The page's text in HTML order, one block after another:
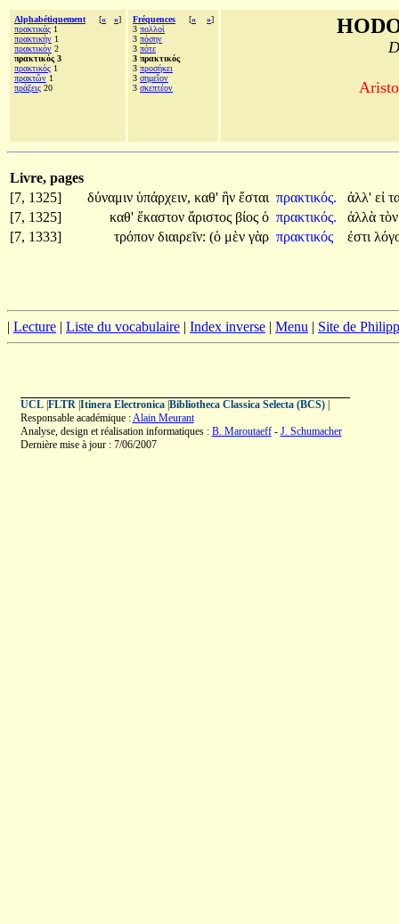
Alphabétiquement [« »]
πρακτικάς 1
πρακτικὴν 1
πρακτικὸν 2
πρακτικός 3
πρακτικὸς 1
πρακτῶν 1
πράξεις 20
Fréquences [« »]
3 πολλοὶ
3 πόσην
3 πότε
3 πρακτικός
3 προσήκει
3 σημεῖον
3 σκεπτέον
Livre, pages
[7, 1325]
δύναμιν ὑπάρχειν, καθ' ἣν ἔσται πρακτικός. ἀλλ' εἰ
[7, 1325]
καθ' ἕκαστον ἄριστος βίος ὁ πρακτικός. ἀλλὰ
[7, 1333]
τρόπον διαιρεῖν: (ὁ μὲν γὰρ πρακτικός ἐστι
| Lecture | Liste du vocabulaire | Index inverse | Menu | Site de
UCL| FLTR| Itinera Electronica| Bibliotheca Classica Selecta (BCS)|
Responsable académique :Alain Meurant
Analyse, design et réalisation informatiques : B. Maroutaeff- J. Schumacher
Dernière mise à jour : 7/06/2007